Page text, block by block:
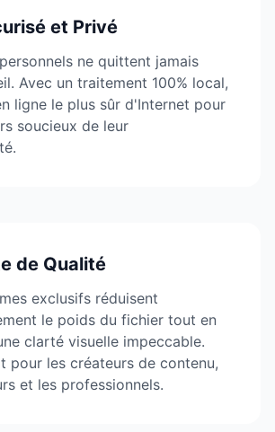
et Privé
ne quittent jamais
Avec un traitement 100% local,
ligne le plus sûr d'Internet pour
soucieux de leur
de Qualité
exclusifs réduisent
le poids du fichier tout en
clarté visuelle impeccable.
pour les créateurs de contenu,
et les professionnels.